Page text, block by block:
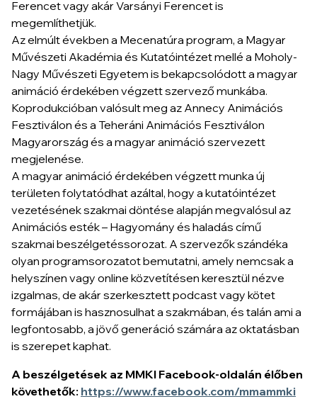
Ferencet vagy akár Varsányi Ferencet is
megemlíthetjük.
Az elmúlt években a Mecenatúra program, a Magyar
Művészeti Akadémia és Kutatóintézet mellé a Moholy-
Nagy Művészeti Egyetem is bekapcsolódott a magyar
animáció érdekében végzett szervező munkába.
Koprodukcióban valósult meg az Annecy Animációs
Fesztiválon és a Teheráni Animációs Fesztiválon
Magyarország és a magyar animáció szervezett
megjelenése.
A magyar animáció érdekében végzett munka új
területen folytatódhat azáltal, hogy a kutatóintézet
vezetésének szakmai döntése alapján megvalósul az
Animációs esték – Hagyomány és haladás című
szakmai beszélgetéssorozat. A szervezők szándéka
olyan programsorozatot bemutatni, amely nemcsak a
helyszínen vagy online közvetítésen keresztül nézve
izgalmas, de akár szerkesztett podcast vagy kötet
formájában is hasznosulhat a szakmában, és talán ami a
legfontosabb, a jövő generáció számára az oktatásban
is szerepet kaphat.
A beszélgetések az MMKI Facebook-oldalán élőben
követhetők: https://www.facebook.com/mmammki